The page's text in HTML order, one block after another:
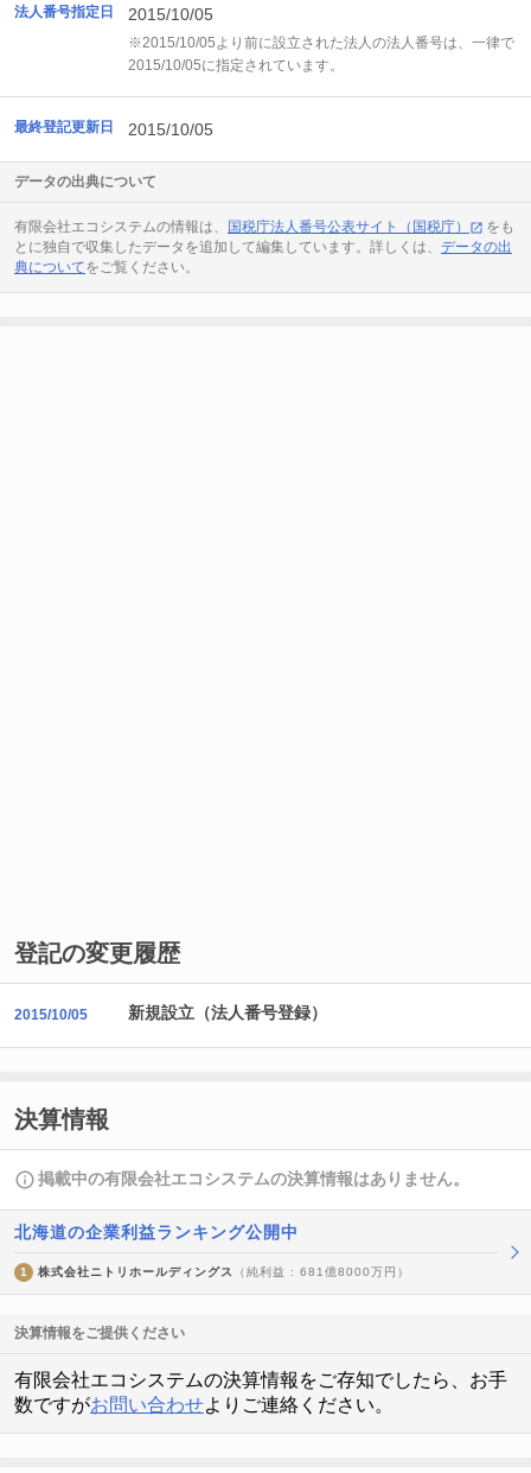
法人番号指定日 2015/10/05
※2015/10/05より前に設立された法人の法人番号は、一律で
2015/10/05に指定されています。
最終登記更新日 2015/10/05
データの出典について
有限会社エコシステムの情報は、 国税庁法人番号公表サイト（国税庁）
をも
とに独自で収集したデータを追加して編集しています。詳しくは、 データの出
典についてをご覧ください。
登記の変更履歴
2015/10/05 新規設立（法人番号登録）
決算情報
掲載中の有限会社エコシステムの決算情報はありません。
北海道の企業利益ランキング公開中
1 株式会社ニトリホールディングス （純利益 : 681億8000万円）
決算情報をご提供ください
有限会社エコシステムの決算情報をご存知でしたら、お手
数ですがお問い合わせよりご連絡ください。